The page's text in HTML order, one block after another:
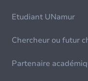
Etudiant UNamur
Chercheur ou futur
Partenaire